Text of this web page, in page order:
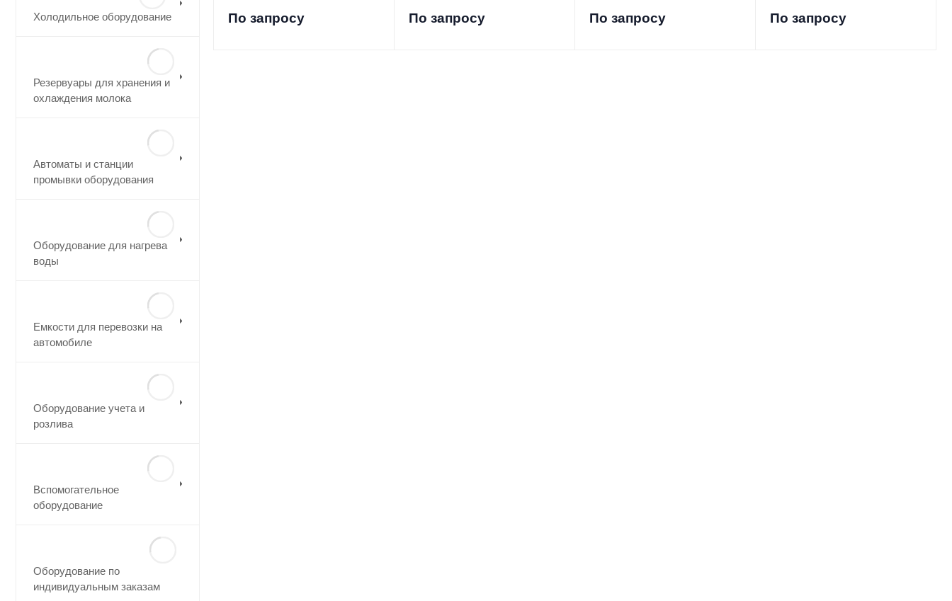
Холодильное оборудование
Резервуары для хранения и
охлаждения молока
Автоматы и станции
промывки оборудования
Оборудование для нагрева
воды
Емкости для перевозки на
автомобиле
Оборудование учета и
розлива
Вспомогательное
оборудование
Оборудование по
индивидуальным заказам
По запросу По запросу По запросу По запросу